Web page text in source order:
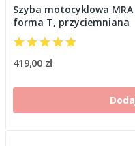
Szyba motocyklowa MRA
forma T, przyciemniana
419,00 zł